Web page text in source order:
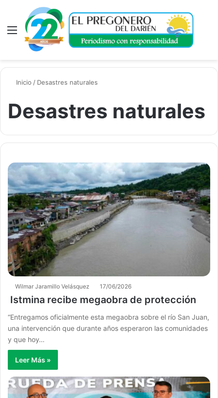
Menú
Inicio / Desastres naturales
Desastres naturales
Wilmar Jaramillo Velásquez 17/06/2026
Istmina recibe megaobra de protección
“Entregamos oficialmente esta megaobra sobre el río San Juan,
una intervención que durante años esperaron las comunidades
y que hoy…
Leer Más »